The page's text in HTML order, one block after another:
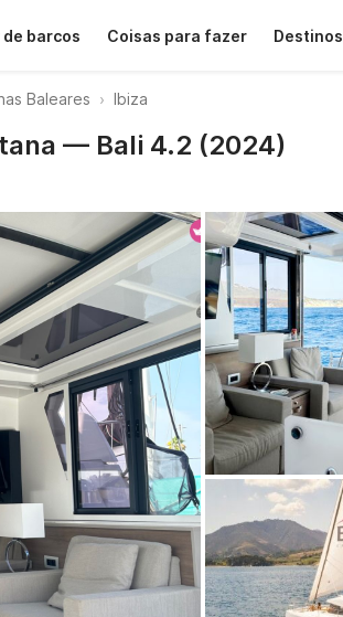
barcos Coisas para fazer Destinos
Baleares Ibiza
— Bali 4.2 (2024)